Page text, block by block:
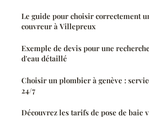
Le guide pour choisir correctement
couvreur à Villepreux
Exemple de devis pour une
d'eau détaillé
Choisir un plombier à genève :
24/7
Découvrez les tarifs de pose de baie